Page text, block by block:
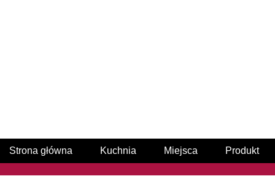
Strona główna Kuchnia Miejsca Produkt